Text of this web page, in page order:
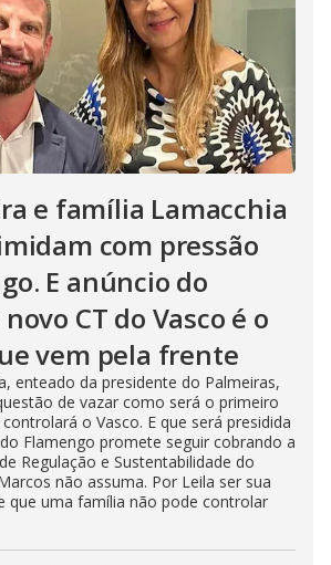
e família Lamacchia
com pressão
E anúncio do
CT do Vasco é o
vem pela frente
enteado da presidente do Palmeiras,
de vazar como será o primeiro
o Vasco. E que será presidida
Flamengo promete seguir cobrando a
Regulação e Sustentabilidade do
não assuma. Por Leila ser sua
que uma família não pode controlar